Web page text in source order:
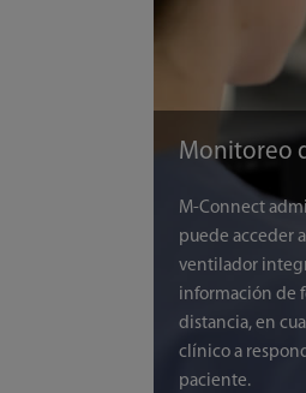
Monitoreo
M-Connect
puede acceder
ventilador
información de
distancia, en
clínico a
paciente.